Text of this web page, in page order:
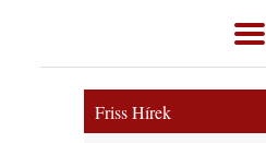
Friss Hírek